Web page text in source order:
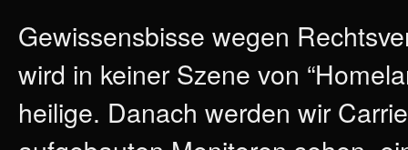
Gewissensbisse wegen
wird in keiner Szene von
heilige. Danach werden wir